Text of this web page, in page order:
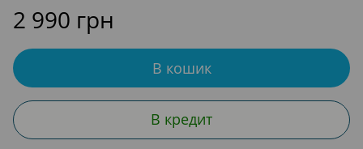
2 990 грн
В кошик
В кредит